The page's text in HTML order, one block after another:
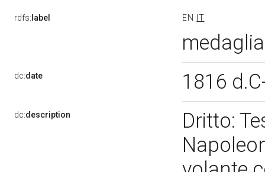
rdfs: label EN IT
dc:date 1816
dc:description
Dritto: